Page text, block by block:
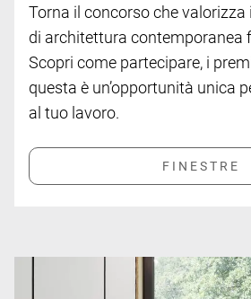
Torna il concorso che
di architettura contemporanea
Scopri come partecipare, i
questa è un’opportunità unica
al tuo lavoro.